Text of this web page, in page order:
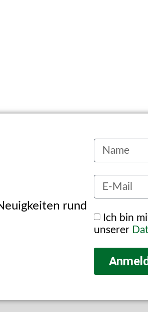
rund
Ich bin
unserer